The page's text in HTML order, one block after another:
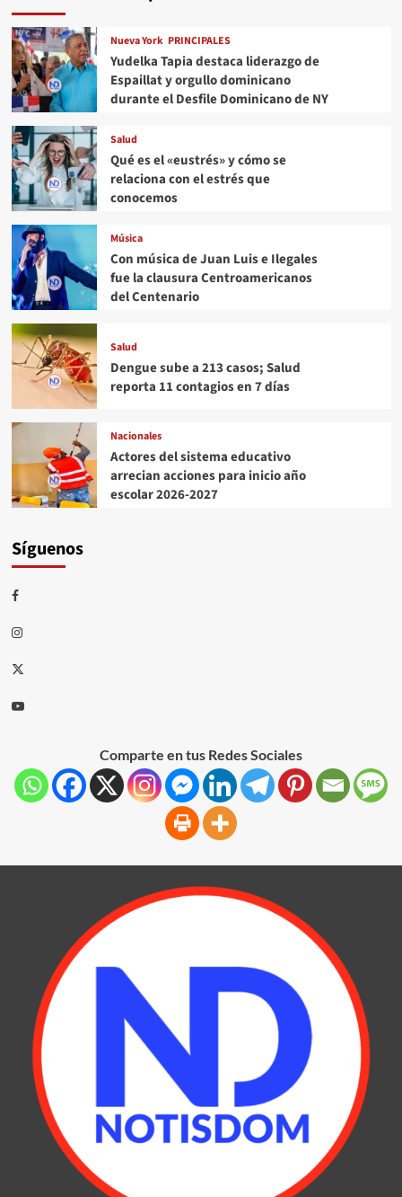
Nueva York PRINCIPALES
Yudelka Tapia destaca liderazgo de
Espaillat y orgullo dominicano
durante el Desfile Dominicano de NY
Salud
Qué es el «eustrés» y cómo se
relaciona con el estrés que
conocemos
Música
Con música de Juan Luis e Ilegales
fue la clausura Centroamericanos
del Centenario
Salud
Dengue sube a 213 casos; Salud
reporta 11 contagios en 7 días
Nacionales
Actores del sistema educativo
arrecian acciones para inicio año
escolar 2026-2027
Síguenos
Comparte en tus Redes Sociales